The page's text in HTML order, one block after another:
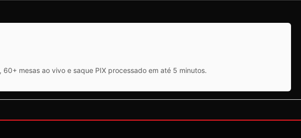
mesas ao vivo e saque PIX processado em até 5 minutos.